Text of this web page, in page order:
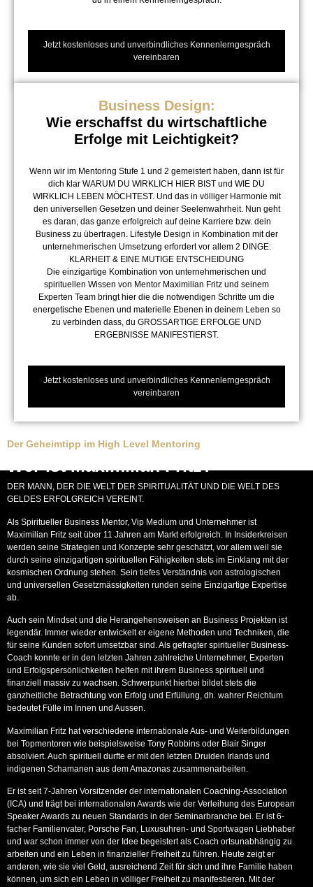
Jetzt kostenloses und unverbindliches Kennenlerngespräch
vereinbaren
Business Design:
Wie erschaffst du wirtschaftliche
Erfolge mit Leichtigkeit?
Wenn wir im Mentoring Stufe 1 und 2 gemeistert haben, dann ist für
dich klar WARUM DU WIRKLICH HIER BIST und WIE DU
WIRKLICH LEBEN MÖCHTEST. Und das in völliger Harmonie mit
den universellen Gesetzen und deiner Seelenwahrheit. Nun geht
es daran, das ganze erfolgreich auf deine Karriere bzw. dein
Business zu übertragen. Lifestyle Design in Kombination mit der
unternehmerischen Umsetzung erfordert vor allem 2 DINGE:
KLARHEIT & EINE MUTIGE ENTSCHEIDUNG
Die einzigartige Kombination von unternehmerischen und
spirituellen Wissen von Mentor Maximilian Fritz und seinem
Experten Team bringt hier die die notwendigen Schritte um die
energetische Ebenen und materielle Ebenen in deinem Leben so
zu verbinden dass, du GROSSARTIGE ERFOLGE UND
ERGEBNISSE MANIFESTIERST.
Jetzt kostenloses und unverbindliches Kennenlerngespräch
vereinbaren
Der Geheimtipp im High Level Mentoring
Wer ist Maximilian Fritz?
DER MANN, DER DIE WELT DER SPIRITUALITÄT UND DIE WELT DES
GELDES ERFOLGREICH VEREINT.
Als Spiritueller Business Mentor, Vip Medium und Unternehmer ist
Maximilian Fritz seit über 11 Jahren am Markt erfolgreich. In Insiderkreisen
werden seine Strategien und Konzepte sehr geschätzt, vor allem weil sie
durch seine einzigartigen spirituellen Fähigkeiten stets im Einklang mit der
kosmischen Ordnung stehen. Sein tiefes Verständnis von astrologischen
und universellen Gesetzmässigkeiten runden seine Einzigartige Expertise
ab.
Auch sein Mindset und die Herangehensweisen an Business Projekten ist
legendär. Immer wieder entwickelt er eigene Methoden und Techniken, die
für seine Kunden sofort umsetzbar sind. Als gefragter spiritueller Business-
Coach konnte er in den letzten Jahren zahlreiche Unternehmer, Experten
und Erfolgspersönlichkeiten helfen mit ihrem Business spirituell und
finanziell massiv zu wachsen. Schwerpunkt hierbei bildet stets die
ganzheitliche Betrachtung von Erfolg und Erfüllung, dh. wahrer Reichtum
bedeutet Fülle im Innen und Aussen.
Maximilian Fritz hat verschiedene internationale Aus- und Weiterbildungen
bei Topmentoren wie beispielsweise Tony Robbins oder Blair Singer
absolviert. Auch spirituell durfte er mit den letzten Druiden Irlands und
indigenen Schamanen aus dem Amazonas zusammenarbeiten.
Er ist seit 7-Jahren Vorsitzender der internationalen Coaching-Association
(ICA) und trägt bei internationalen Awards wie der Verleihung des European
Speaker Awards zu neuen Standards in der Seminarbranche bei. Er ist 6-
facher Familienvater, Porsche Fan, Luxusuhren- und Sportwagen Liebhaber
und war schon immer von der Idee begeistert als Coach ortsunabhängig zu
arbeiten und ein Leben in finanzieller Freiheit zu führen. Heute zeigt er
anderen, wie sie viel Geld, ausreichend Zeit für sich und ihre Familie haben
können, um sich ein Leben in völliger Freiheit zu manifestieren. Mit der